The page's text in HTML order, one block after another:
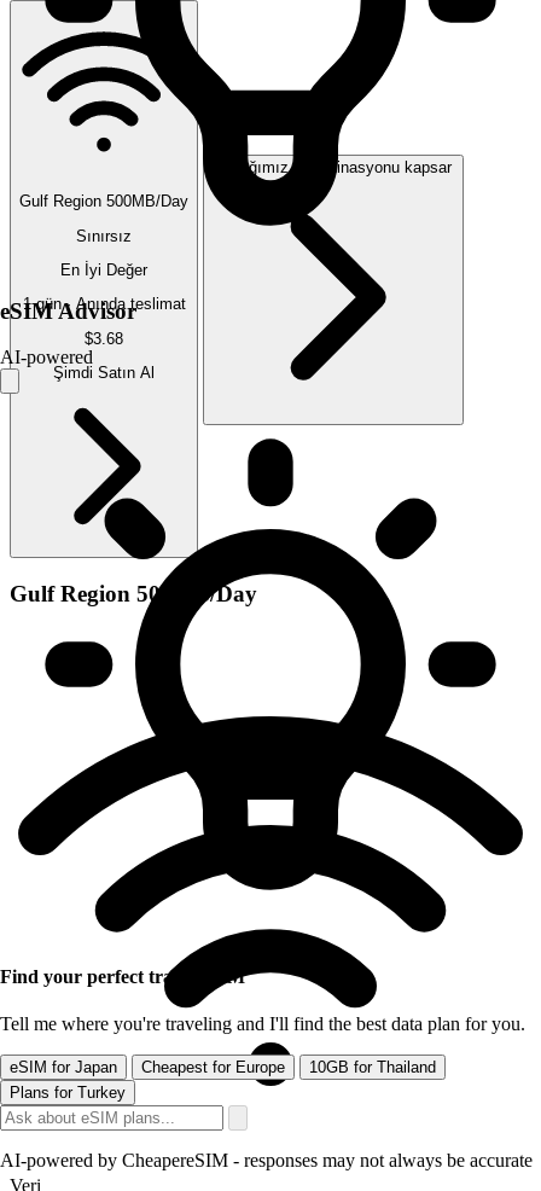
Gulf Region 500MB/Day
Sınırsız
En İyi Değer
1 gün · Anında teslimat
$3.68
Şimdi Satın Al
Sattığımız 6 destinasyonu kapsar
Gulf Region 500MB/Day
Veri
eSIM Advisor
AI-powered
Find your perfect travel eSIM
Tell me where you're traveling and I'll find the best data plan for you.
eSIM for Japan Cheapest for Europe
10GB for Thailand
Plans for Turkey
AI-powered by CheapereSIM - responses may not always be accurate